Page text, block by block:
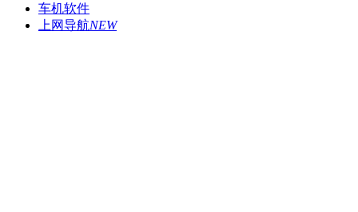
车机软件
上网导航NEW